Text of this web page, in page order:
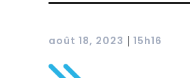
août 18, 2023 | 15h16